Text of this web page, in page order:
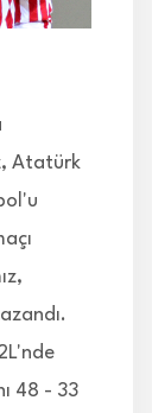
Atatürk
48 - 33